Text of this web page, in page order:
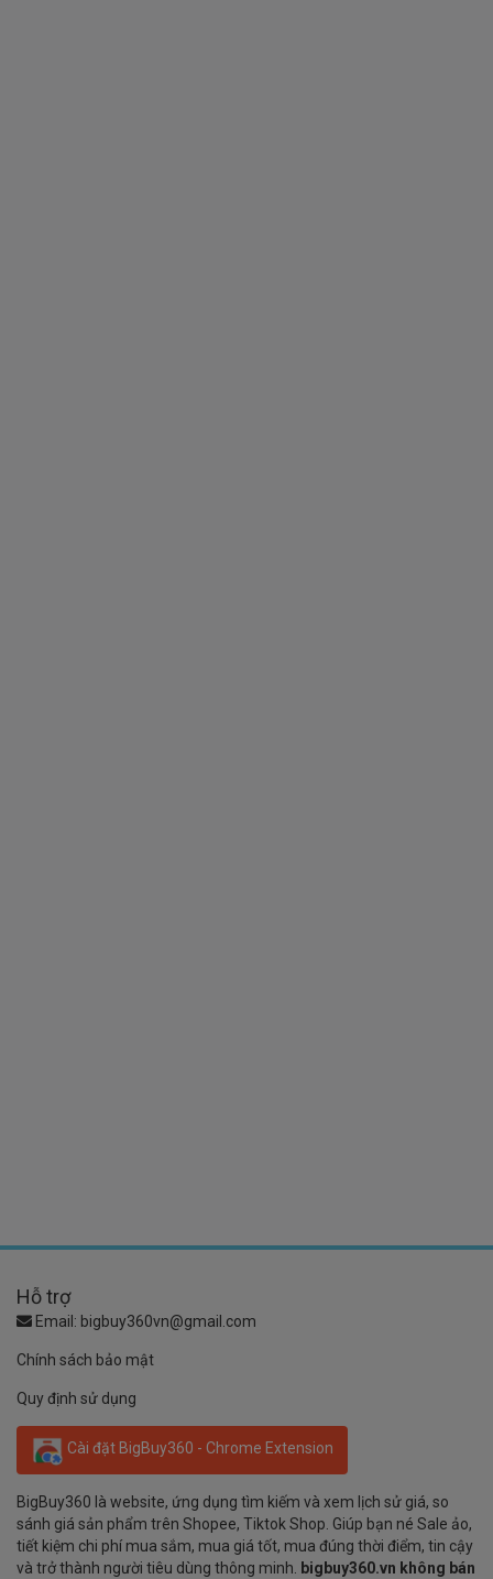
Hỗ trợ
Email: bigbuy360vn@gmail.com
Chính sách bảo mật
Quy định sử dụng
Cài đặt BigBuy360 - Chrome Extension
BigBuy360 là website, ứng dụng tìm kiếm và xem lịch sử giá, so
sánh giá sản phẩm trên Shopee, Tiktok Shop. Giúp bạn né Sale ảo,
tiết kiệm chi phí mua sắm, mua giá tốt, mua đúng thời điểm, tin cậy
và trở thành người tiêu dùng thông minh.
bigbuy360.vn không bán